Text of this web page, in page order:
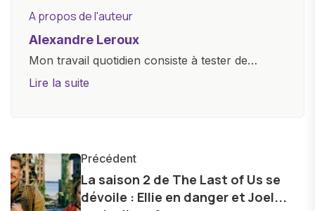
A propos de l'auteur
Alexandre Leroux
Mon travail quotidien consiste à tester de
nouveaux appareils, à rédiger des critiques
informations précises et pertinentes pour aider
les consommateurs à comprendre et à naviguer
dans le paysage technologique en constante
Lire la suite
Précédent
La saison 2 de The Last of Us se
dévoile : Ellie en danger et Joel...